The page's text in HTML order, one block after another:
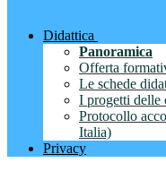
Didattica
Panoramica
Offerta
Le schede
I progetti delle
Protocollo
Italia)
Privacy